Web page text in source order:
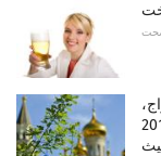
کیا جا سکتا. جب 2016